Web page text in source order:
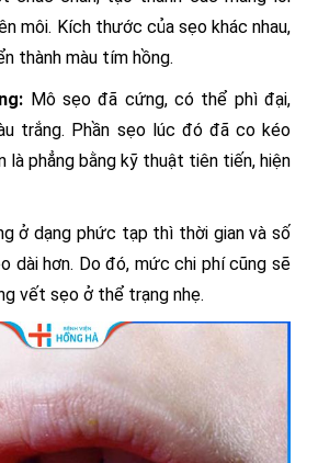
môi. Kích thước của sẹo khác nhau,
thành màu tím hồng.
Mô sẹo đã cứng, có thể phì đại,
trắng. Phần sẹo lúc đó đã co kéo
là phẳng bằng kỹ thuật tiên tiến, hiện
ở dạng phức tạp thì thời gian và số
dài hơn. Do đó, mức chi phí cũng sẽ
vết sẹo ở thể trạng nhẹ.